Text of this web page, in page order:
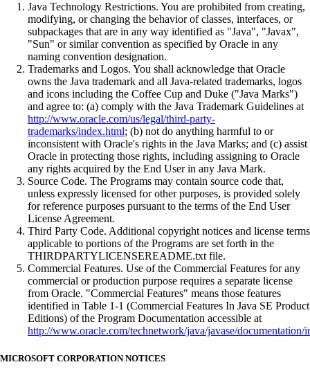
Java Technology Restrictions. You are prohibited from creating,
modifying, or changing the behavior of classes, interfaces, or
subpackages that are in any way identified as "Java", "Javax",
"Sun" or similar convention as specified by Oracle in any
naming convention designation.
Trademarks and Logos. You shall acknowledge that Oracle
owns the Java trademark and all Java-related trademarks, logos
and icons including the Coffee Cup and Duke ("Java Marks")
and agree to: (a) comply with the Java Trademark Guidelines at
http://www.oracle.com/us/legal/third-party-
trademarks/index.html; (b) not do anything harmful to or
inconsistent with Oracle's rights in the Java Marks; and (c) assist
Oracle in protecting those rights, including assigning to Oracle
any rights acquired by the End User in any Java Mark.
Source Code. The Programs may contain source code that,
unless expressly licensed for other purposes, is provided solely
for reference purposes pursuant to the terms of the End User
License Agreement.
Third Party Code. Additional copyright notices and license terms
applicable to portions of the Programs are set forth in the
THIRDPARTYLICENSEREADME.txt file.
Commercial Features. Use of the Commercial Features for any
commercial or production purpose requires a separate license
from Oracle. "Commercial Features" means those features
identified in Table 1-1 (Commercial Features In Java SE Product
Editions) of the Program Documentation accessible at
http://www.oracle.com/technetwork/java/javase/documentation/
MICROSOFT CORPORATION NOTICES